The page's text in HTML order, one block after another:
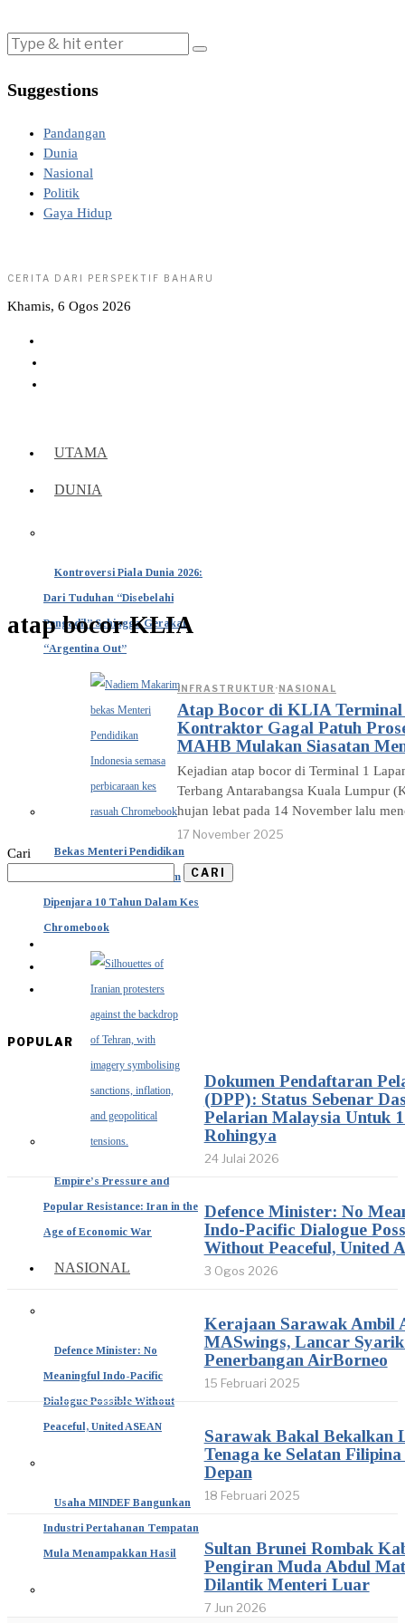
Suggestions
Pandangan
Dunia
Nasional
Politik
Gaya Hidup
CERITA DARI PERSPEKTIF BAHARU
Khamis, 6 Ogos 2026
UTAMA
DUNIA
Kontroversi Piala Dunia 2026:
Dari Tuduhan “Disebelahi
Pengadil” Sehingga Gerakan
“Argentina Out”
Bekas Menteri Pendidikan
Indonesia Nadiem Makarim
Dipenjara 10 Tahun Dalam Kes
Chromebook
Empire’s Pressure and
Popular Resistance: Iran in the
Age of Economic War
NASIONAL
Defence Minister: No
Meaningful Indo-Pacific
Dialogue Possible Without
Peaceful, United ASEAN
Usaha MINDEF Bangunkan
Industri Pertahanan Tempatan
Mula Menampakkan Hasil
atap bocor KLIA
INFRASTRUKTUR · NASIONAL
Atap Bocor di KLIA Terminal
Kontraktor Gagal Patuh
MAHB Mulakan Siasatan
Kejadian atap bocor di Terminal 1
Terbang Antarabangsa Kuala Lumpur
hujan lebat pada 14 November lalu
17 November 2025
Cari
CARI
POPULAR
Dokumen Pendaftaran
(DPP): Status Sebenar
Pelarian Malaysia Untuk
Rohingya
24 Julai 2026
Defence Minister: No
Indo-Pacific Dialogue
Without Peaceful, United
3 Ogos 2026
Kerajaan Sarawak Ambil
MASwings, Lancar
Penerbangan AirBorneo
15 Februari 2025
Sarawak Bakal Bekalkan
Tenaga ke Selatan Filipina
Depan
18 Februari 2025
Sultan Brunei Rombak
Pengiran Muda Abdul
Dilantik Menteri Luar
7 Jun 2026